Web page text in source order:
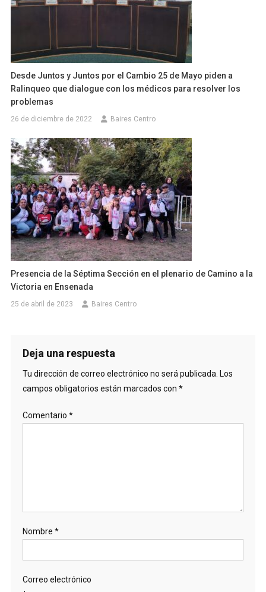
Desde Juntos y Juntos por el Cambio 25 de Mayo piden a
Ralinqueo que dialogue con los médicos para resolver los
problemas
26 de diciembre de 2022 Baires Centro
Presencia de la Séptima Sección en el plenario de Camino a la
Victoria en Ensenada
25 de abril de 2023 Baires Centro
Deja una respuesta
Tu dirección de correo electrónico no será publicada. Los
campos obligatorios están marcados con *
Comentario *
Nombre *
Correo electrónico